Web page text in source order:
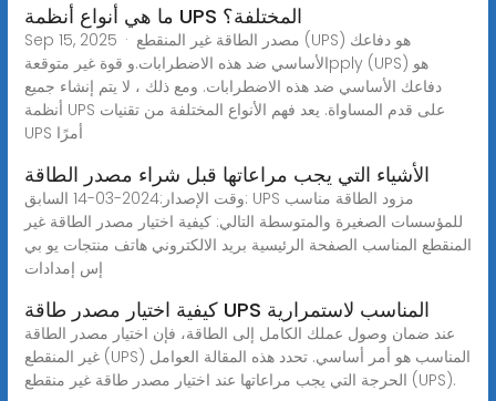
ما هي أنواع أنظمة UPS المختلفة؟
Sep 15, 2025 · مصدر الطاقة غير المنقطع (UPS) هو دفاعك
الأساسي ضد هذه الاضطرابات.و قوة غير متوقعةpply (UPS) هو
دفاعك الأساسي ضد هذه الاضطرابات. ومع ذلك ، لا يتم إنشاء جميع
أنظمة UPS على قدم المساواة. يعد فهم الأنواع المختلفة من تقنيات
UPS أمرًا
الأشياء التي يجب مراعاتها قبل شراء مصدر الطاقة
وقت الإصدار:2024-03-14 السابق: UPS مزود الطاقة مناسب
للمؤسسات الصغيرة والمتوسطة التالي: كيفية اختيار مصدر الطاقة غير
المنقطع المناسب الصفحة الرئيسية بريد الالكتروني هاتف منتجات يو بي
إس إمدادات
كيفية اختيار مصدر طاقة UPS المناسب لاستمرارية
عند ضمان وصول عملك الكامل إلى الطاقة، فإن اختيار مصدر الطاقة
غير المنقطع (UPS) المناسب هو أمر أساسي. تحدد هذه المقالة العوامل
الحرجة التي يجب مراعاتها عند اختيار مصدر طاقة غير منقطع (UPS).